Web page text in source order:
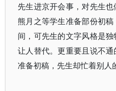
先生进京开会事，对先生
熊月之等学生准备部份初
间，可先生的文字风格是
让人替代。更重要且说不
准备初稿，先生却忙着别人